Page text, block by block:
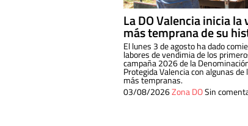
La DO Valencia inicia
más temprana de su
El lunes 3 de agosto ha dado
labores de vendimia de los
campaña 2026 de la
Protegida Valencia con algunas de
más tempranas.
03/08/2026Zona DOSin